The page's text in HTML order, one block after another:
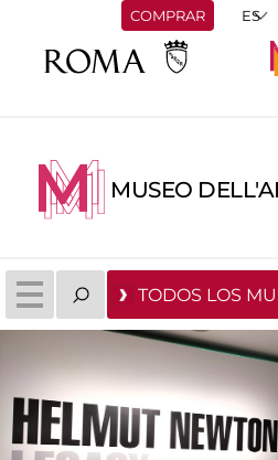
COMPRAR
MUSEO
TODOS LOS